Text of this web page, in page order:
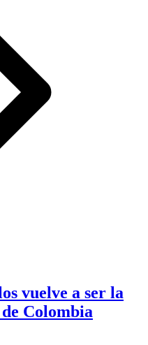
vuelve a ser la
Colombia